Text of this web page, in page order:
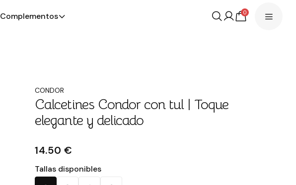
Complementos 0
CONDOR
Calcetines Condor con tul | Toque
elegante y delicado
14.50 €
Tallas disponibles